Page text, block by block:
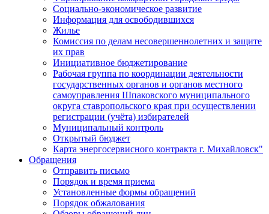
Социально-экономическое развитие
Информация для освободившихся
Жилье
Комиссия по делам несовершеннолетних и защите
их прав
Инициативное бюджетирование
Рабочая группа по координации деятельности
государственных органов и органов местного
самоуправления Шпаковского муниципального
округа ставропольского края при осуществлении
регистрации (учёта) избирателей
Муниципальный контроль
Открытый бюджет
Карта энергосервисного контракта г. Михайловск"
Обращения
Отправить письмо
Порядок и время приема
Установленные формы обращений
Порядок обжалования